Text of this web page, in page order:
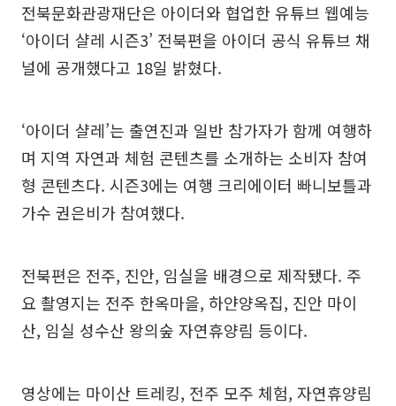
전북문화관광재단은 아이더와 협업한 유튜브 웹예능
‘아이더 샬레 시즌3’ 전북편을 아이더 공식 유튜브 채
널에 공개했다고 18일 밝혔다.
‘아이더 샬레’는 출연진과 일반 참가자가 함께 여행하
며 지역 자연과 체험 콘텐츠를 소개하는 소비자 참여
형 콘텐츠다. 시즌3에는 여행 크리에이터 빠니보틀과
가수 권은비가 참여했다.
전북편은 전주, 진안, 임실을 배경으로 제작됐다. 주
요 촬영지는 전주 한옥마을, 하얀양옥집, 진안 마이
산, 임실 성수산 왕의숲 자연휴양림 등이다.
영상에는 마이산 트레킹, 전주 모주 체험, 자연휴양림